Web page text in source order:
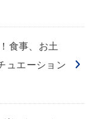
食事、お土
ュエーション